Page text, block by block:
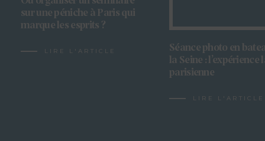
sur une péniche à Paris qui
marque les esprits ?
LIRE L'ARTICLE
Séance photo en
la Seine : l’expérience
parisienne
LIRE L'ARTICLE